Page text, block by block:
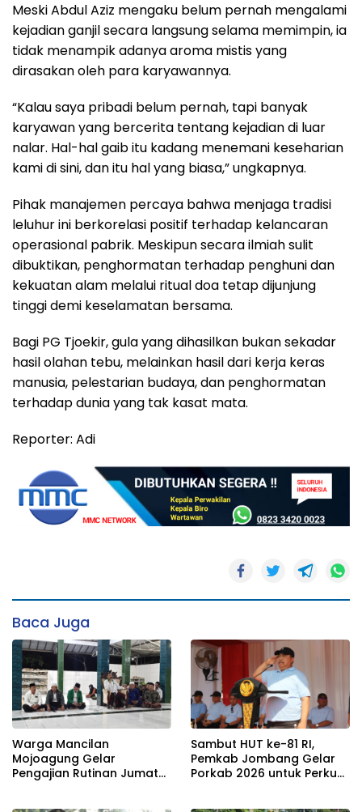
Meski Abdul Aziz mengaku belum pernah mengalami
kejadian ganjil secara langsung selama memimpin, ia
tidak menampik adanya aroma mistis yang
dirasakan oleh para karyawannya.
“Kalau saya pribadi belum pernah, tapi banyak
karyawan yang bercerita tentang kejadian di luar
nalar. Hal-hal gaib itu kadang menemani keseharian
kami di sini, dan itu hal yang biasa,” ungkapnya.
Pihak manajemen percaya bahwa menjaga tradisi
leluhur ini berkorelasi positif terhadap kelancaran
operasional pabrik. Meskipun secara ilmiah sulit
dibuktikan, penghormatan terhadap penghuni dan
kekuatan alam melalui ritual doa tetap dijunjung
tinggi demi keselamatan bersama.
Bagi PG Tjoekir, gula yang dihasilkan bukan sekadar
hasil olahan tebu, melainkan hasil dari kerja keras
manusia, pelestarian budaya, dan penghormatan
terhadap dunia yang tak kasat mata.
Reporter: Adi
Baca Juga
Warga Mancilan
Mojoagung Gelar
Pengajian Rutinan Jumat
Sambut HUT ke-81 RI,
Pemkab Jombang Gelar
Porkab 2026 untuk Perkuat